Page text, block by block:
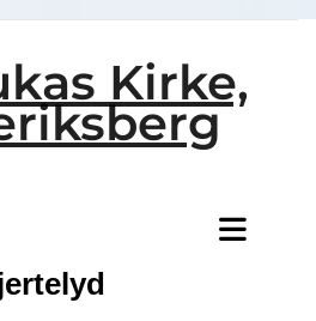
Kirke,